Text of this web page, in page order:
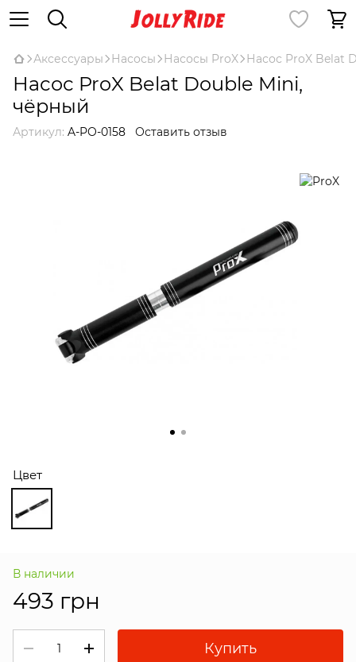
Аксессуары Насосы Насосы ProX Насос ProX Belat
Насос ProX Belat Double Mini,
чёрный
Артикул: A-PO-0158 Оставить отзыв
Цвет
В наличии
493 грн
Купить